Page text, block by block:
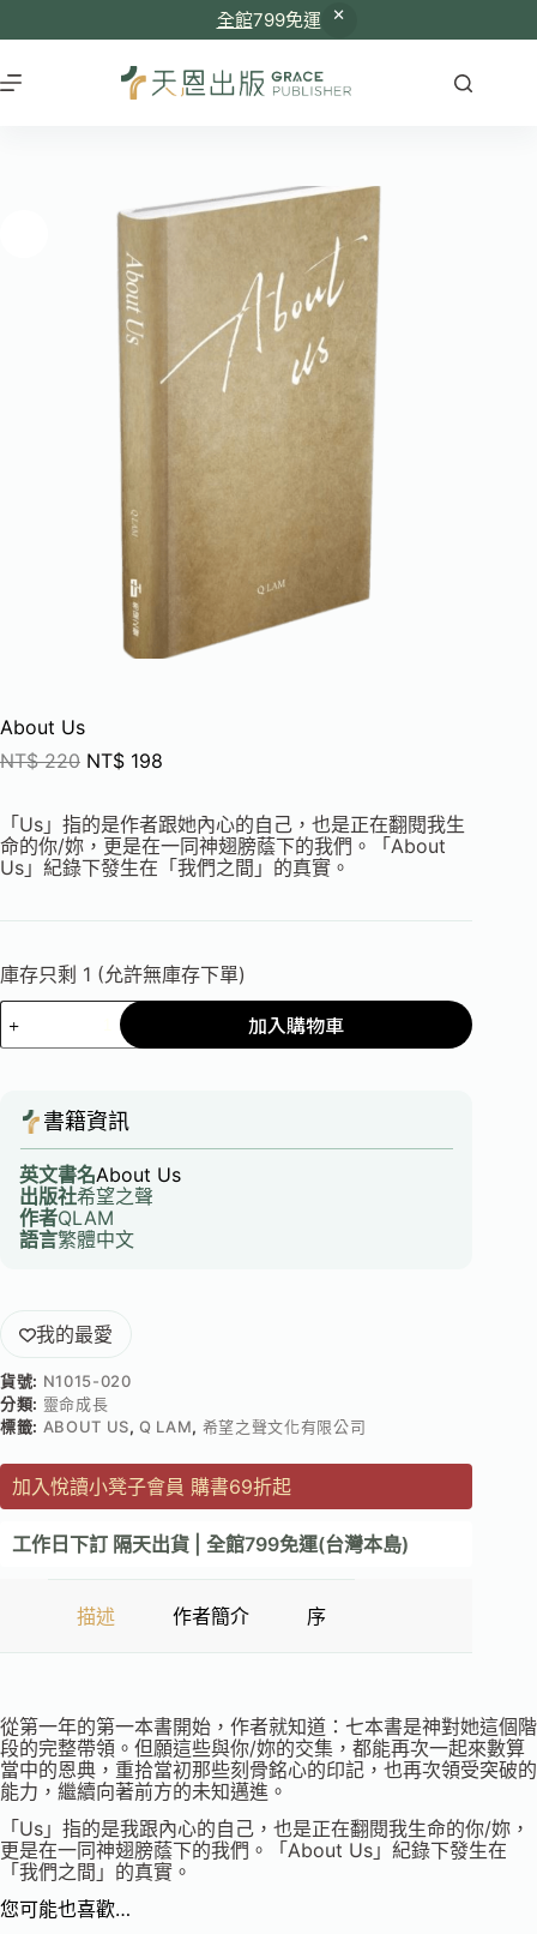
全館799免運
About Us
NT$220 NT$ 198
「Us」指的是作者跟她內心的自己，也是正在翻閱我生
命的你/妳，更是在一同神翅膀蔭下的我們。「About
Us」紀錄下發生在「我們之間」的真實。
庫存只剩 1 (允許無庫存下單)
加入購物車
書籍資訊
英文書名About Us
出版社希望之聲
作者QLAM
語言繁體中文
我的最愛
貨號: N1015-020
分類: 靈命成長
標籤: ABOUT US,Q LAM, 希望之聲文化有限公司
加入悅讀小凳子會員 購書69折起
工作日下訂 隔天出貨 | 全館799免運(台灣本島)
描述 作者簡介 序
從第一年的第一本書開始，作者就知道：七本書是神對她這個階
段的完整帶領。但願這些與你/妳的交集，都能再次一起來數算
當中的恩典，重拾當初那些刻骨銘心的印記，也再次領受突破的
能力，繼續向著前方的未知邁進。
「Us」指的是我跟內心的自己，也是正在翻閱我生命的你/妳，
更是在一同神翅膀蔭下的我們。「About Us」紀錄下發生在
「我們之間」的真實。
您可能也喜歡…